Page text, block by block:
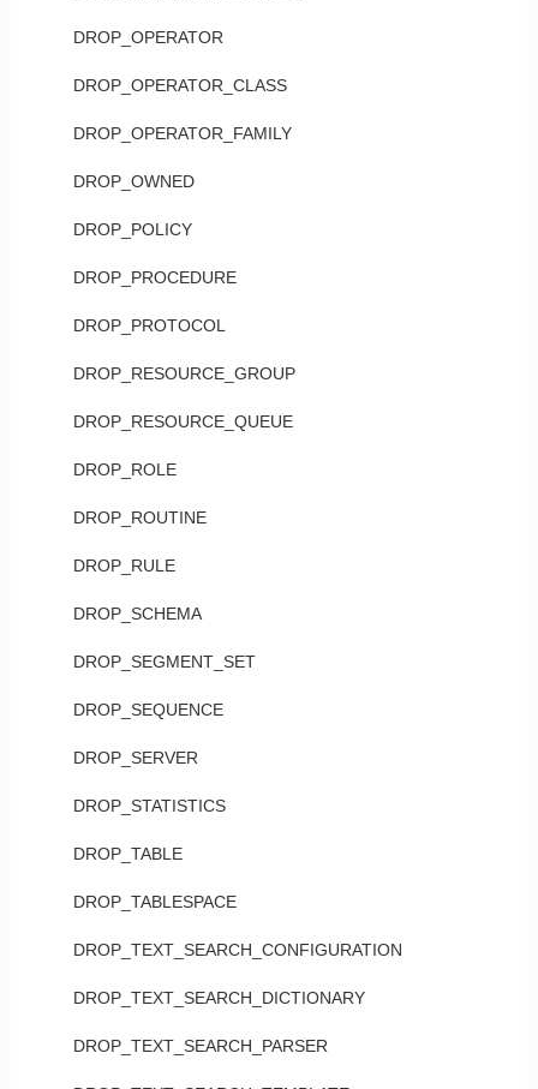
DROP_OPERATOR
DROP_OPERATOR_CLASS
DROP_OPERATOR_FAMILY
DROP_OWNED
DROP_POLICY
DROP_PROCEDURE
DROP_PROTOCOL
DROP_RESOURCE_GROUP
DROP_RESOURCE_QUEUE
DROP_ROLE
DROP_ROUTINE
DROP_RULE
DROP_SCHEMA
DROP_SEGMENT_SET
DROP_SEQUENCE
DROP_SERVER
DROP_STATISTICS
DROP_TABLE
DROP_TABLESPACE
DROP_TEXT_SEARCH_CONFIGURATION
DROP_TEXT_SEARCH_DICTIONARY
DROP_TEXT_SEARCH_PARSER